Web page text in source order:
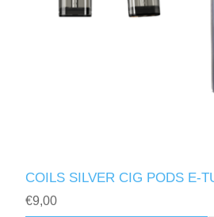
COILS SILVER CIG PODS E-
€9,00